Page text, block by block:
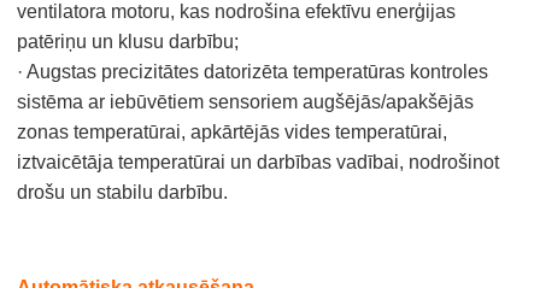
ventilatora motoru, kas nodrošina efektīvu enerģijas
patēriņu un klusu darbību;
· Augstas precizitātes datorizēta temperatūras kontroles
sistēma ar iebūvētiem sensoriem augšējās/apakšējās
zonas temperatūrai, apkārtējās vides temperatūrai,
iztvaicētāja temperatūrai un darbības vadībai, nodrošinot
drošu un stabilu darbību.